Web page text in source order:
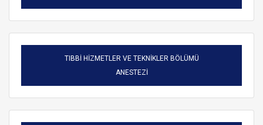
TIBBİ HİZMETLER VE TEKNİKLER BÖLÜMÜ
ANESTEZİ